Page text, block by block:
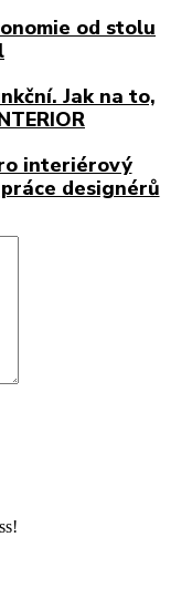
od stolu
Jak na to,
interiérový
designérů